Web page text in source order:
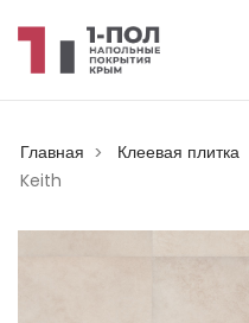
Главная > Клеевая плитка
Keith